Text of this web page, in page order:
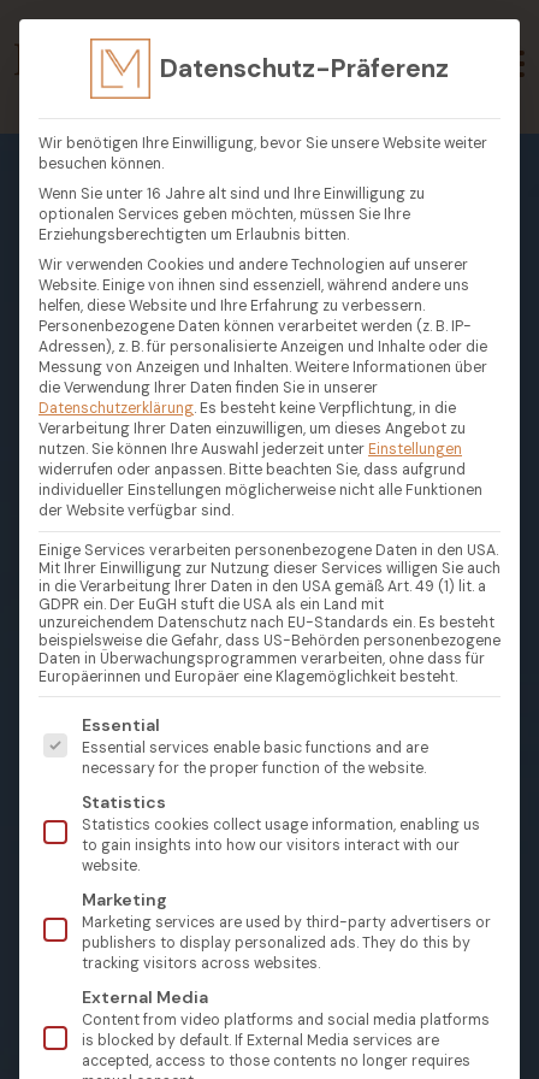
Datenschutz-Präferenz
Wir benötigen Ihre Einwilligung, bevor Sie unsere Website weiter
besuchen können.
Wenn Sie unter 16 Jahre alt sind und Ihre Einwilligung zu
optionalen Services geben möchten, müssen Sie Ihre
Erziehungsberechtigten um Erlaubnis bitten.
Wir verwenden Cookies und andere Technologien auf unserer
Website. Einige von ihnen sind essenziell, während andere uns
helfen, diese Website und Ihre Erfahrung zu verbessern.
Personenbezogene Daten können verarbeitet werden (z. B. IP-
Adressen), z. B. für personalisierte Anzeigen und Inhalte oder die
Messung von Anzeigen und Inhalten.Weitere Informationen über
die Verwendung Ihrer Daten finden Sie in unserer
Datenschutzerklärung. Es besteht keine Verpflichtung, in die
Verarbeitung Ihrer Daten einzuwilligen, um dieses Angebot zu
nutzen. Sie können Ihre Auswahl jederzeit unter Einstellungen
widerrufen oder anpassen. Bitte beachten Sie, dass aufgrund
individueller Einstellungen möglicherweise nicht alle Funktionen
der Website verfügbar sind.
Einige Services verarbeiten personenbezogene Daten in den USA.
Mit Ihrer Einwilligung zur Nutzung dieser Services willigen Sie auch
in die Verarbeitung Ihrer Daten in den USA gemäß Art. 49 (1) lit. a
GDPR ein. Der EuGH stuft die USA als ein Land mit
unzureichendem Datenschutz nach EU-Standards ein. Es besteht
beispielsweise die Gefahr, dass US-Behörden personenbezogene
Daten in Überwachungsprogrammen verarbeiten, ohne dass für
Europäerinnen und Europäer eine Klagemöglichkeit besteht.
Es folgt eine Liste der Service-Gruppen, für die eine
Essential
Essential services enable basic functions and are
necessary for the proper function of the website.
Statistics
Statistics cookies collect usage information, enabling us
to gain insights into how our visitors interact with our
website.
Marketing
Marketing services are used by third-party advertisers or
publishers to display personalized ads. They do this by
tracking visitors across websites.
External Media
Content from video platforms and social media platforms
is blocked by default. If External Media services are
accepted, access to those contents no longer requires